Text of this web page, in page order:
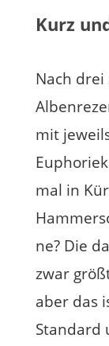
Kurz
Nach
mit
mal in
ne? Die
zwar
aber das
Standard